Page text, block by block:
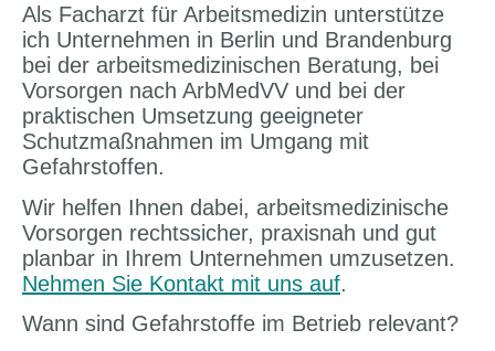
Als Facharzt für Arbeitsmedizin unterstütze
ich Unternehmen in Berlin und Brandenburg
bei der arbeitsmedizinischen Beratung, bei
Vorsorgen nach ArbMedVV und bei der
praktischen Umsetzung geeigneter
Schutzmaßnahmen im Umgang mit
Gefahrstoffen.
Wir helfen Ihnen dabei, arbeitsmedizinische
Vorsorgen rechtssicher, praxisnah und gut
planbar in Ihrem Unternehmen umzusetzen.
Nehmen Sie Kontakt mit uns auf.
Wann sind Gefahrstoffe im Betrieb relevant?